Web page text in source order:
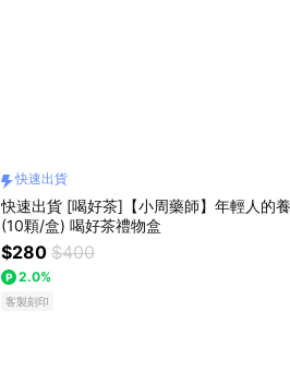
快速出貨
快速出貨 [喝好茶]【小周藥師】年輕人的
(10顆/盒) 喝好茶禮物盒
$280 $400
2.0%
客製刻印